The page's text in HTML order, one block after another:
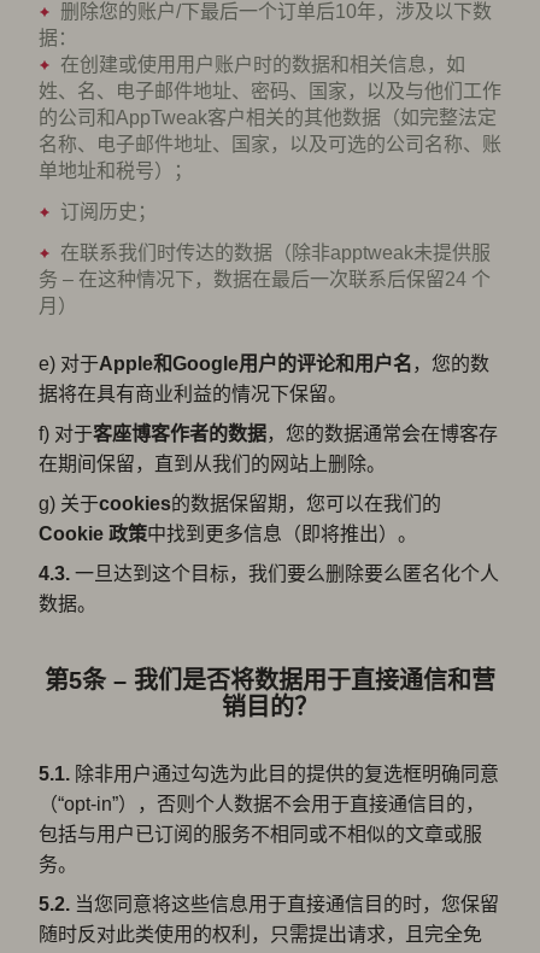
删除您的账户/下最后一个订单后10年，涉及以下数
据：
在创建或使用用户账户时的数据和相关信息，如
姓、名、电子邮件地址、密码、国家，以及与他们工作
的公司和AppTweak客户相关的其他数据（如完整法定
名称、电子邮件地址、国家，以及可选的公司名称、账
单地址和税号）；
订阅历史；
在联系我们时传达的数据（除非apptweak未提供服
务 – 在这种情况下，数据在最后一次联系后保留24 个
月）
e) 对于Apple和Google用户的评论和用户名 ，您的数
据将在具有商业利益的情况下保留。
f) 对于客座博客作者的数据，您的数据通常会在博客存
在期间保留，直到从我们的网站上删除。
g) 关于cookies的数据保留期，您可以在我们的
Cookie 政策中找到更多信息（即将推出）。
4.3. 一旦达到这个目标，我们要么删除要么匿名化个人
数据。
第5条 – 我们是否将数据用于直接通信和营
销目的？
5.1. 除非用户通过勾选为此目的提供的复选框明确同意
（“opt-in”），否则个人数据不会用于直接通信目的，
包括与用户已订阅的服务不相同或不相似的文章或服
务。
5.2. 当您同意将这些信息用于直接通信目的时，您保留
随时反对此类使用的权利，只需提出请求，且完全免